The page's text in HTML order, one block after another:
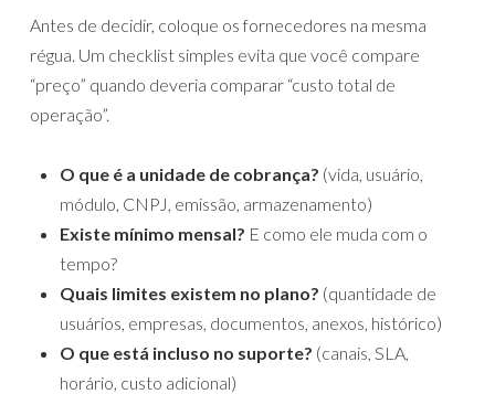
Antes de decidir, coloque os fornecedores na mesma
régua. Um checklist simples evita que você compare
“preço” quando deveria comparar “custo total de
operação”.
O que é a unidade de cobrança? (vida, usuário,
módulo, CNPJ, emissão, armazenamento)
Existe mínimo mensal? E como ele muda com o
tempo?
Quais limites existem no plano? (quantidade de
usuários, empresas, documentos, anexos, histórico)
O que está incluso no suporte? (canais, SLA,
horário, custo adicional)